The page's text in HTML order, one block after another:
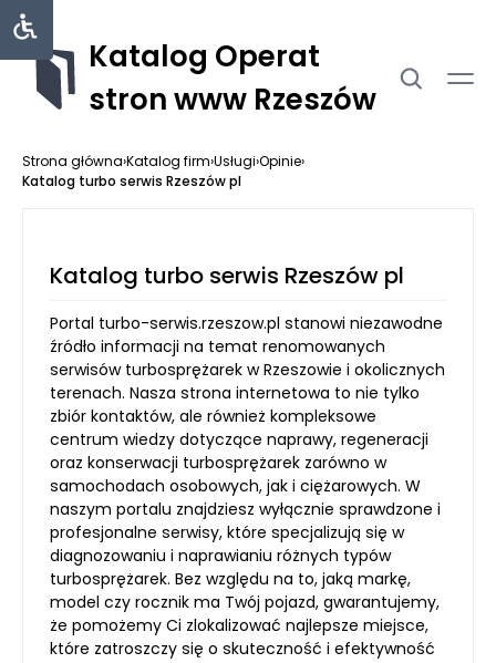
Katalog Operat
stron www Rzeszów
Strona główna›Katalog firm›Usługi›Opinie›
Katalog turbo serwis Rzeszów pl
Katalog turbo serwis Rzeszów pl
Portal turbo-serwis.rzeszow.pl stanowi niezawodne
źródło informacji na temat renomowanych
serwisów turbosprężarek w Rzeszowie i okolicznych
terenach. Nasza strona internetowa to nie tylko
zbiór kontaktów, ale również kompleksowe
centrum wiedzy dotyczące naprawy, regeneracji
oraz konserwacji turbosprężarek zarówno w
samochodach osobowych, jak i ciężarowych. W
naszym portalu znajdziesz wyłącznie sprawdzone i
profesjonalne serwisy, które specjalizują się w
diagnozowaniu i naprawianiu różnych typów
turbosprężarek. Bez względu na to, jaką markę,
model czy rocznik ma Twój pojazd, gwarantujemy,
że pomożemy Ci zlokalizować najlepsze miejsce,
które zatroszczy się o skuteczność i efektywność